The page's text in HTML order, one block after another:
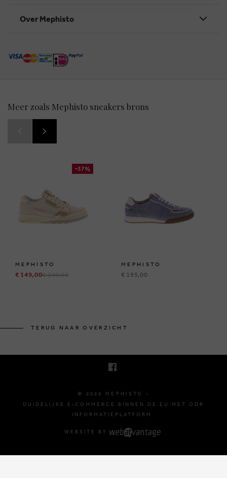
Over Mephisto
Meer zoals Mephisto sneakers brons
-37%
MEPHISTO
€ 149,00€ 240,00
MEPHISTO
€ 195,00
TERUG NAAR OVERZICHT
© 2026 MEPHISTO -
DUIDELIJKE E-COMMERCE BINNEN DE EU MET ODR
INFORMATIEPLATFORM.
WEBSITE BY